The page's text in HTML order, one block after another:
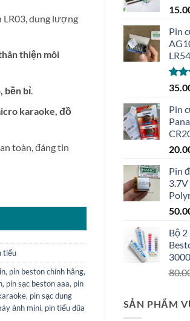
Pin
5
Pin
Pin
Bộ
SẢN PHẨM
₫.
dung lượng
thiện môi
bền bỉ.
karaoke, đồ
toàn, đáng tin
1300mWh LR03 dung lượng cao số lượng
tiểu
, pin beston chính hãng,
, pin sạc beston aaa, pin
, pin sạc dung
ảnh mini, pin tiểu đũa